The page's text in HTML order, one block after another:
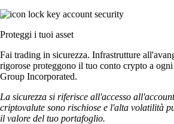
Proteggi i tuoi asset
Fai trading in sicurezza. Infrastrutture
rigorose proteggono il tuo conto crypto a
Group Incorporated.
La sicurezza si riferisce all'accesso
criptovalute sono rischiose e l'alta volatilità
il valore del tuo portafoglio.